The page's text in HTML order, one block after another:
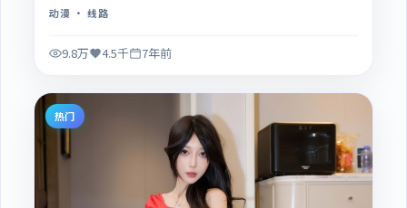
动漫 · 线路
9.8万 4.5千 7年前
热门